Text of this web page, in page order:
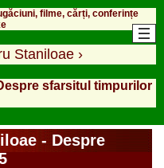
filme, cărți, conferințe
Staniloae ›
sfarsitul timpurilor
- Despre